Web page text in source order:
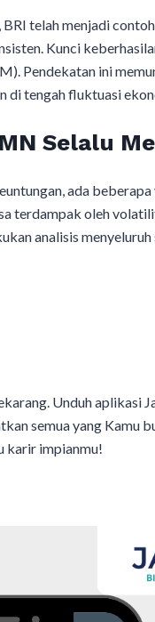
telah menjadi
Kunci
Pendekatan ini
di tengah fluktuasi
Selalu
ada
terdampak oleh
analisis
Unduh aplikasi
semua yang Kamu
karir impianmu!